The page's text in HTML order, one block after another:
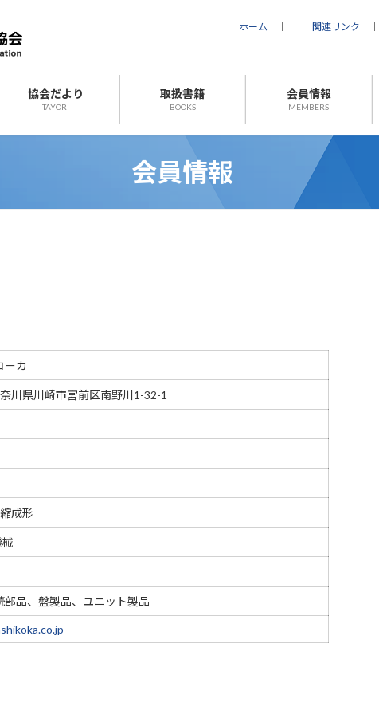
ホーム 関連リンク
協会だより
TAYORI
取扱書籍
BOOKS
会員情報
MEMBERS
会員情報
ーカ
県川崎市宮前区南野川1-32-1
成形
部品、盤製品、ユニット製品